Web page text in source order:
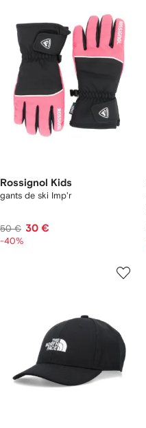
Rossignol Kids
gants de ski Imp'r
50 € 30 €
-40%